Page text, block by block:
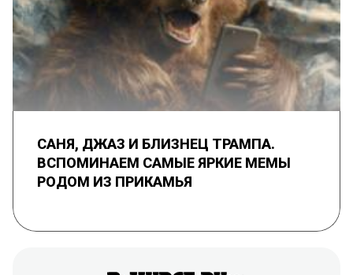
САНЯ, ДЖАЗ И БЛИЗНЕЦ ТРАМПА.
ВСПОМИНАЕМ САМЫЕ ЯРКИЕ МЕМЫ
РОДОМ ИЗ ПРИКАМЬЯ